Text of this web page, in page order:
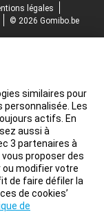
légales
© 2026 Gomibo.be
similaires pour
personnalisée. Les
actifs. En
aussi à
3 partenaires à
proposer des
modifier votre
de faire défiler la
de cookies’
de